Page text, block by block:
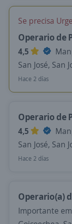
Se precisa
Operario de
4,5
San José, San
Hace 2 días
Operario de
4,5
San José, San
Hace 2 días
Operario(a)
Importante